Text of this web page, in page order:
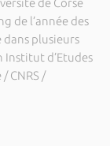
de Corse
de l’année des
plusieurs
Institut d’Etudes
CNRS /